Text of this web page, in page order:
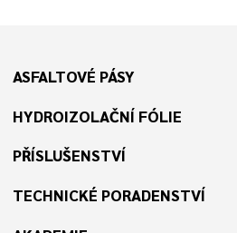
ASFALTOVÉ PÁSY
HYDROIZOLAČNÍ FÓLIE
PŘÍSLUŠENSTVÍ
TECHNICKÉ PORADENSTVÍ